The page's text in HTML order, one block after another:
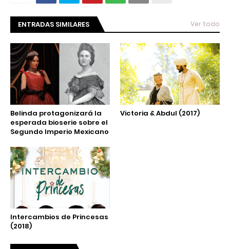
ENTRADAS SIMILARES Ver todo
Belinda protagonizará la
esperada bioserie sobre el
Segundo Imperio Mexicano
Victoria & Abdul (2017)
Intercambios de Princesas
(2018)